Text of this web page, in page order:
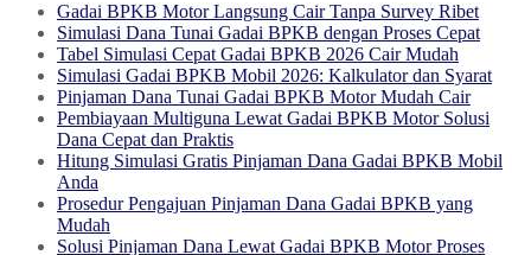
Gadai BPKB Motor Langsung Cair Tanpa Survey Ribet
Simulasi Dana Tunai Gadai BPKB dengan Proses Cepat
Tabel Simulasi Cepat Gadai BPKB 2026 Cair Mudah
Simulasi Gadai BPKB Mobil 2026: Kalkulator dan Syarat
Pinjaman Dana Tunai Gadai BPKB Motor Mudah Cair
Pembiayaan Multiguna Lewat Gadai BPKB Motor Solusi
Dana Cepat dan Praktis
Hitung Simulasi Gratis Pinjaman Dana Gadai BPKB Mobil
Anda
Prosedur Pengajuan Pinjaman Dana Gadai BPKB yang
Mudah
Solusi Pinjaman Dana Lewat Gadai BPKB Motor Proses